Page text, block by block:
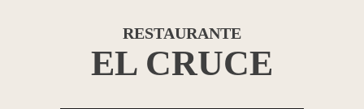
RESTAURANTE
EL CRUCE